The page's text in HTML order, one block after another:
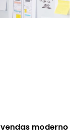
moderno